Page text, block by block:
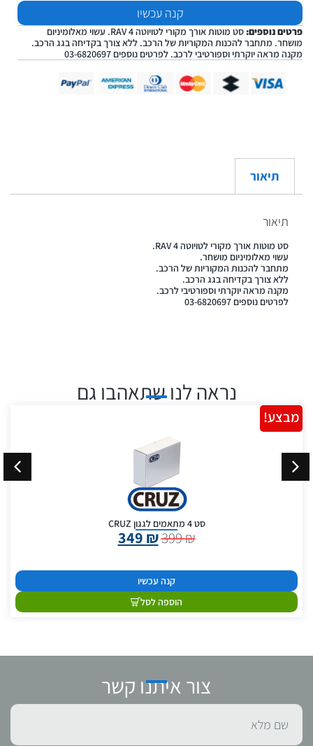
קנה עכשיו
פרטים נוספים:
סט מוטות אורך מקורי לטויוטה RAV 4. עשוי מאלומיניום
מושחר. מתחבר להכנות המקוריות של הרכב. ללא צורך בקדיחה בגג הרכב.
מקנה מראה יוקרתי וספורטיבי לרכב. לפרטים נוספים 03-6820697
תיאור
תיאור
סט מוטות אורך מקורי לטויוטה RAV 4.
עשוי מאלומיניום מושחר.
מתחבר להכנות המקוריות של הרכב.
ללא צורך בקדיחה בגג הרכב.
מקנה מראה יוקרתי וספורטיבי לרכב.
לפרטים נוספים 03-6820697
נראה לנו שתאהבו גם
סט 4 מתאמים לגגון CRUZ
399₪
349 ₪
קנה עכשיו
הוספה לסל
מבצע!
צור איתנו קשר